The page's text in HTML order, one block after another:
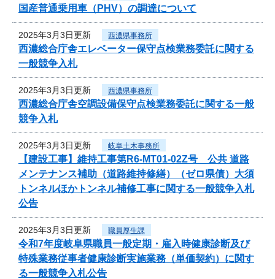
国産普通乗用車（PHV）の調達について
2025年3月3日更新 西濃県事務所
西濃総合庁舎エレベーター保守点検業務委託に関する
一般競争入札
2025年3月3日更新 西濃県事務所
西濃総合庁舎空調設備保守点検業務委託に関する一般
競争入札
2025年3月3日更新 岐阜土木事務所
【建設工事】維持工事第R6-MT01-02Z号 公共 道路
メンテナンス補助（道路維持修繕）（ゼロ県債）大須
トンネルほかトンネル補修工事に関する一般競争入札
公告
2025年3月3日更新 職員厚生課
令和7年度岐阜県職員一般定期・雇入時健康診断及び
特殊業務従事者健康診断実施業務（単価契約）に関す
る一般競争入札公告